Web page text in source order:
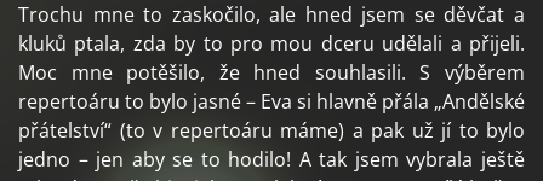
Trochu mne to zaskočilo, ale hned jsem se děvčat a
kluků ptala, zda by to pro mou dceru udělali a přijeli.
Moc mne potěšilo, že hned souhlasili. S výběrem
repertoáru to bylo jasné – Eva si hlavně přála „Andělské
přátelství“ (to v repertoáru máme) a pak už jí to bylo
jedno – jen aby se to hodilo! A tak jsem vybrala ještě